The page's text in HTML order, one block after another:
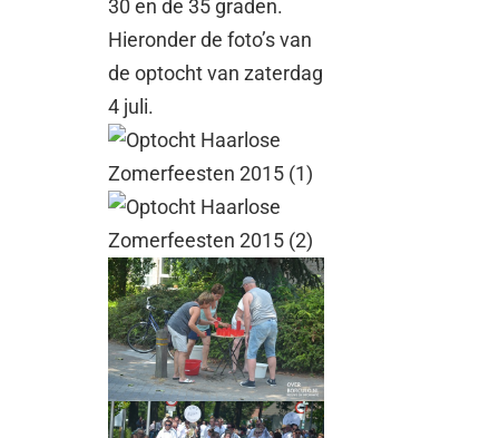
30 en de 35 graden.
Hieronder de foto’s van
de optocht van zaterdag
4 juli.